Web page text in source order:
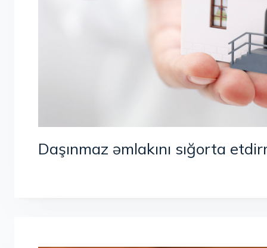
Daşınmaz əmlakını sığorta